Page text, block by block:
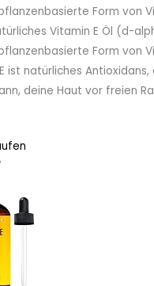
Form von
Vitamin E Öl (d-
Form von
ist natürliches
deine Haut vor freien